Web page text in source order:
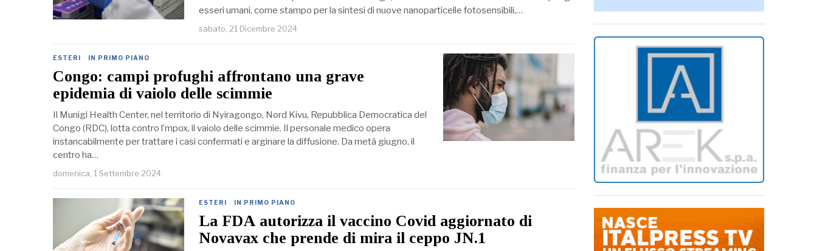
esseri umani, come stampo per la sintesi di nuove nanoparticelle fotosensibili,…
sabato, 21 Dicembre 2024
ESTERI · IN PRIMO PIANO
Congo: campi profughi affrontano una grave
epidemia di vaiolo delle scimmie
Il Munigi Health Center, nel territorio di Nyiragongo, Nord Kivu, Repubblica Democratica del
Congo (RDC), lotta contro l’mpox, il vaiolo delle scimmie. Il personale medico opera
instancabilmente per trattare i casi confermati e arginare la diffusione. Da metà giugno, il
centro ha…
domenica, 1 Settembre 2024
ESTERI · IN PRIMO PIANO
La FDA autorizza il vaccino Covid aggiornato di
Novavax che prende di mira il ceppo JN.1